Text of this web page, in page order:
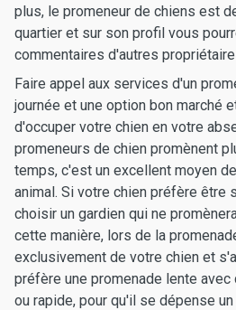
plus, le promeneur de chiens est
quartier et sur son profil vous
commentaires d'autres
Faire appel aux services d'un
journée et une option bon marché
d'occuper votre chien en votre
promeneurs de chien promènent
temps, c'est un excellent moyen
animal. Si votre chien préfère être
choisir un gardien qui ne
cette manière, lors de la
exclusivement de votre chien et
préfère une promenade lente
ou rapide, pour qu'il se dépense